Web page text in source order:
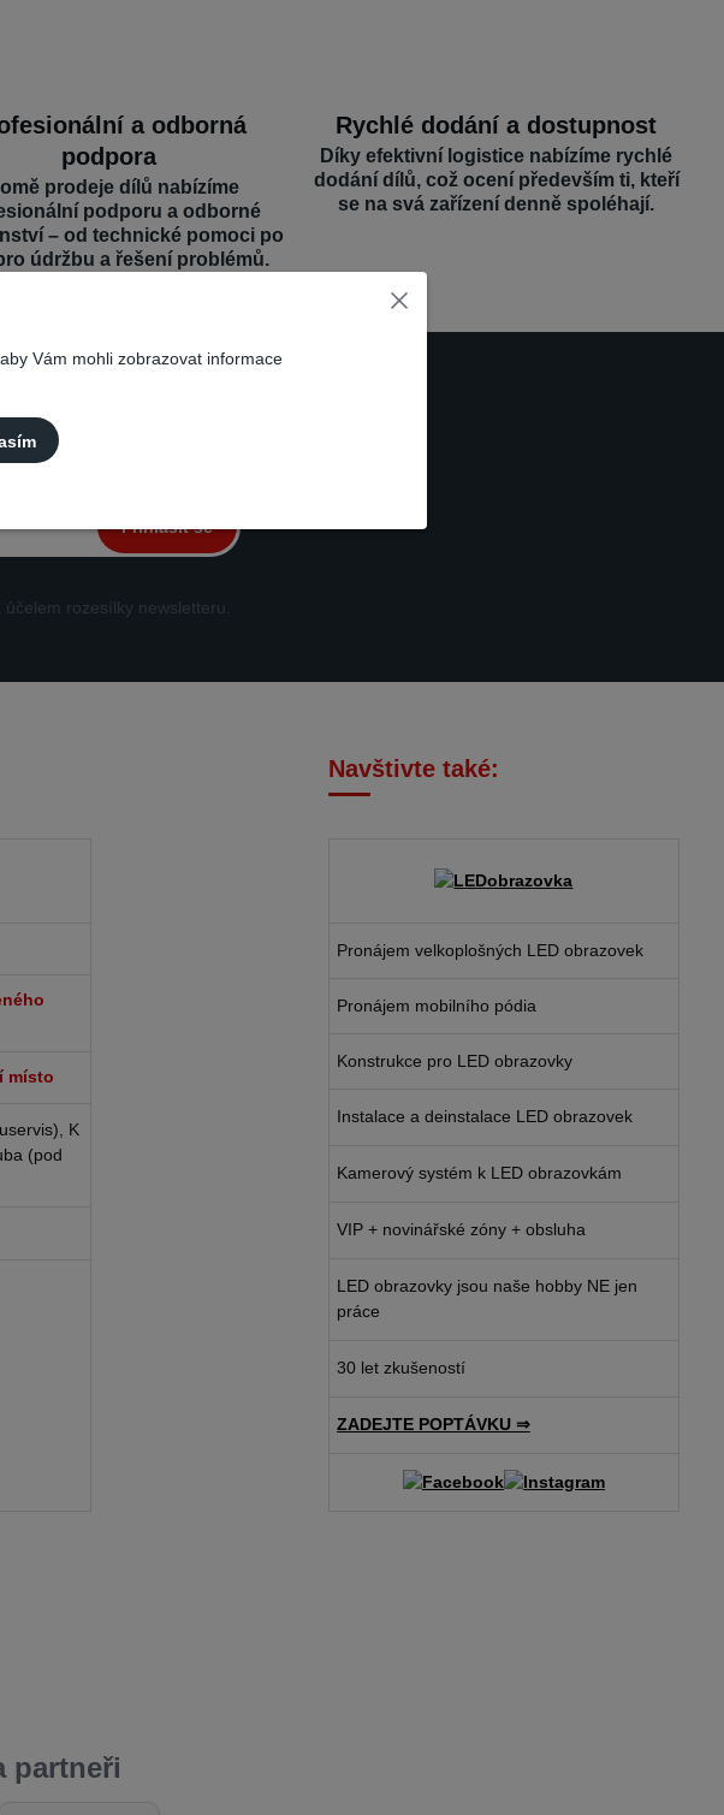
a odborná
podpora
prodeje dílů nabízíme
podporu a odborné
– od technické pomoci po
údržbu a řešení problémů.
Rychlé dodání a dostupnost
Díky efektivní logistice nabízíme rychlé
dodání dílů, což ocení především ti, kteří
se na svá zařízení denně spoléhají.
a slevy!
za 14 dní.
Přihlásit se
účelem rozesílky newsletteru.
místo
K
(pod
Navštivte také:
Pronájem velkoplošných LED obrazovek
Pronájem mobilního pódia
Konstrukce pro LED obrazovky
Instalace a deinstalace LED obrazovek
Kamerový systém k LED obrazovkám
VIP + novinářské zóny + obsluha
LED obrazovky jsou naše hobby NE jen
práce
30 let zkušeností
ZADEJTE POPTÁVKU ⇒
partneři
Vám mohli zobrazovat informace